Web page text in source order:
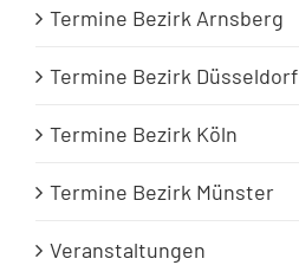
Termine Bezirk Arnsberg
Termine Bezirk Düsseldorf
Termine Bezirk Köln
Termine Bezirk Münster
Veranstaltungen